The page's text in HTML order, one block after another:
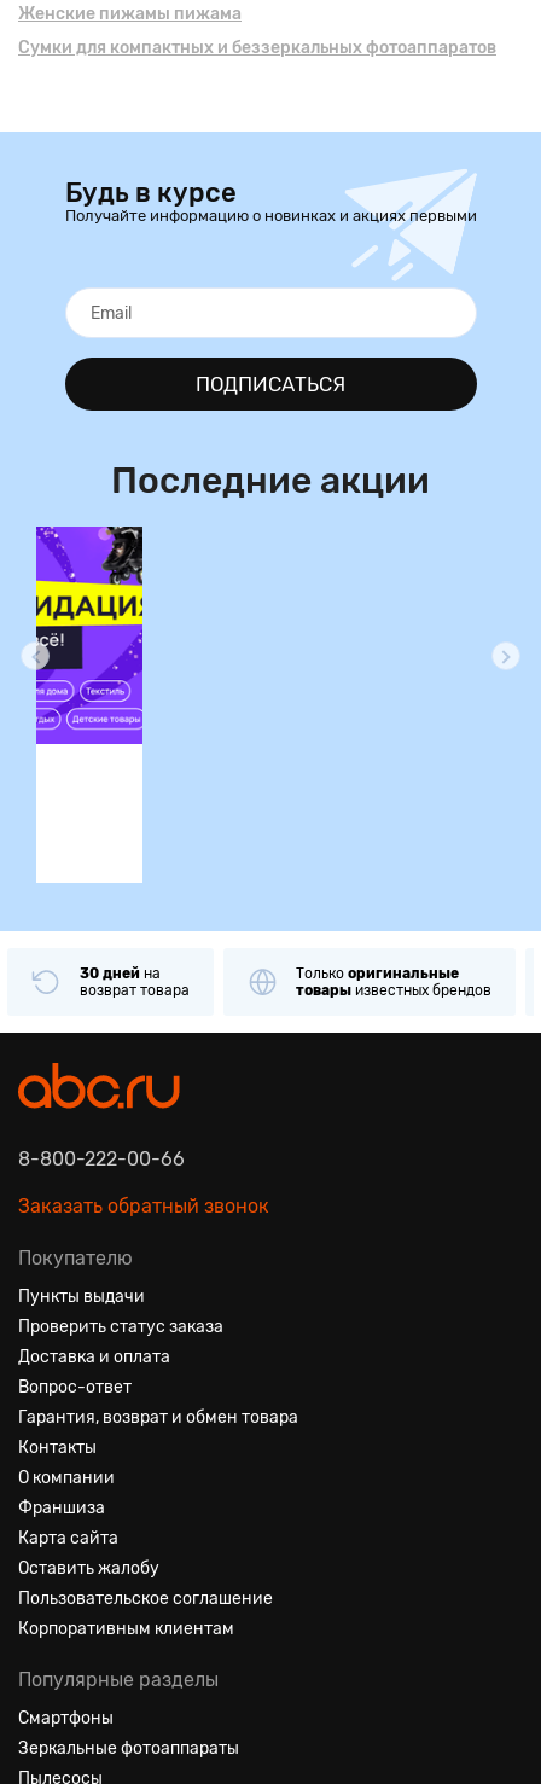
Женские пижамы пижама
Сумки для компактных и беззеркальных фотоаппаратов
Будь в курсе
Получайте информацию о новинках и акциях первыми
ПОДПИСАТЬСЯ
Последние акции
30 дней на
возврат товара
Только оригинальные
товары известных брендов
8-800-222-00-66
Заказать обратный звонок
Покупателю
Пункты выдачи
Проверить статус заказа
Доставка и оплата
Вопрос-ответ
Гарантия, возврат и обмен товара
Контакты
О компании
Франшиза
Карта сайта
Оставить жалобу
Пользовательское соглашение
Корпоративным клиентам
Популярные разделы
Смартфоны
Зеркальные фотоаппараты
Пылесосы